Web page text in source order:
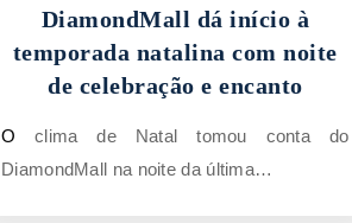
DiamondMall dá início à
temporada natalina com noite
de celebração e encanto
O clima de Natal tomou conta do
DiamondMall na noite da última…